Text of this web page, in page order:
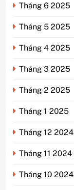
Tháng 6 2025
Tháng 5 2025
Tháng 4 2025
Tháng 3 2025
Tháng 2 2025
Tháng 1 2025
Tháng 12 2024
Tháng 11 2024
Tháng 10 2024